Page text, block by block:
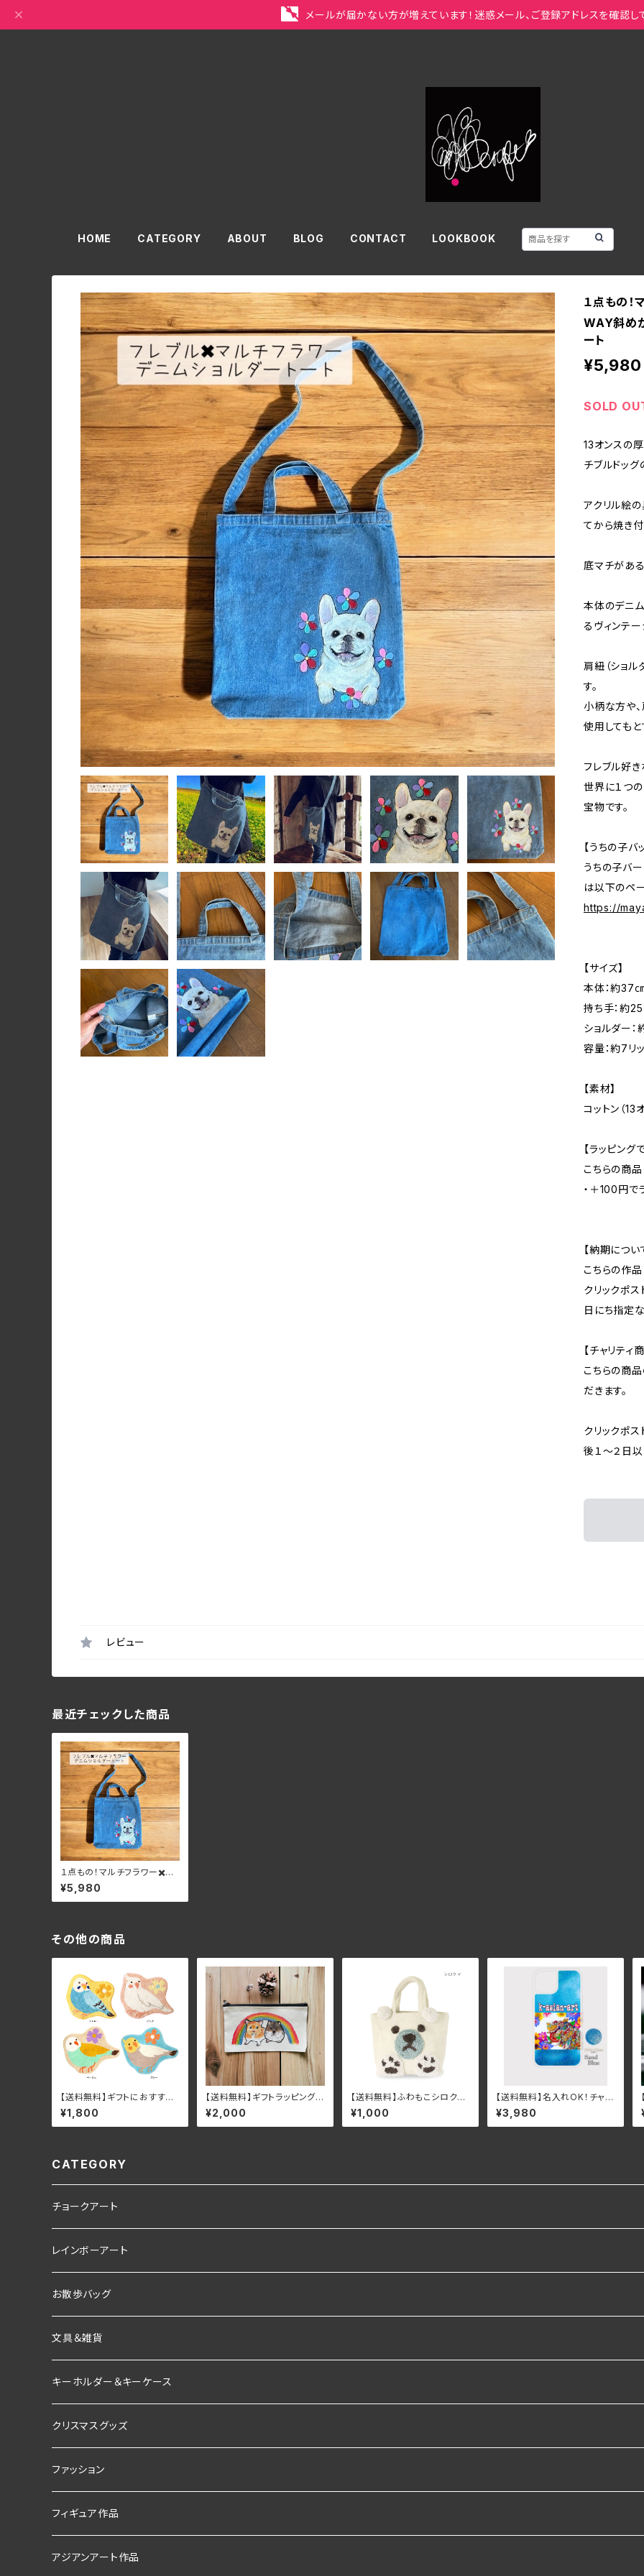
メールが届かない方が増えています！迷惑メール、ご登録アドレスを確認し
HOME CATEGORY ABOUT BLOG CONTACT LOOKBOOK
１点もの！
WAY斜め
ート
¥5,980
SOLD
13オンスの
チブルドッグ
アクリル絵
てから焼き
底マチがあ
本体のデニ
るヴィンテ
肩紐（ショ
す。
小柄な方や
使用してもと
フレブル好
世界に１つ
宝物です。
【うちの子
うちの子バ
は以下のペ
https://
【サイズ】
本体：約37
持ち手：約
ショルダー
容量：約7リ
【素材】
コットン（
【ラッピング
こちらの商
・＋100円で
【納期につい
こちらの作
クリックポ
日にち指定
【チャリティ
こちらの商
だきます。
クリックポ
後１〜２日
レビュー
最近チェックした商品
１点もの！マルチフラワー✖️フ
レンチブルドッグデニム２WAY
斜めがけショルダーバッグ
メッセンジャーバッグトート
¥5,980
その他の商品
【送料無料】ギフトにおすすめ
のインコのマルチマット（玄
関・キッチンもOK）
¥1,800
【送料無料】ギフトラッピングO
K♪虹とハムスターのキャンバ
スポーチ
¥2,000
【送料無料】ふわもこシロクマ
のランチキャンバストートバッ
グ
¥1,000
【送料無料】名入れOK！チャリ
ティアジアンボタニカル＆ガネ
ーシャグリッタースマホケース
（サンドブルー）iPhone16
¥3,980
CATEGORY
チョークアート
素材
ブラックボード
レインボーアート
お散歩バッグ
文具＆雑貨
インテリア雑貨
お香＆インセンスホルダー
キーホルダー＆キーケース
クリスマスグッズ
ファッション
Tシャツ
ストール
フィギュア作品
アジアンアート作品